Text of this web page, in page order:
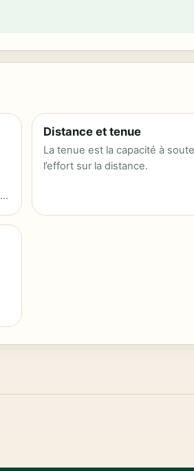
Distance et tenue
La tenue est la capacité à
l’effort sur la distance.